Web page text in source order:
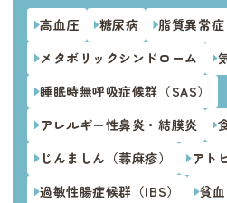
高血圧 糖尿病 脂質異常症
メタボリックシンドローム
睡眠時無呼吸症候群（SAS）
アレルギー性鼻炎・結膜炎
じんましん（蕁麻疹）
アト
過敏性腸症候群（IBS）
貧血